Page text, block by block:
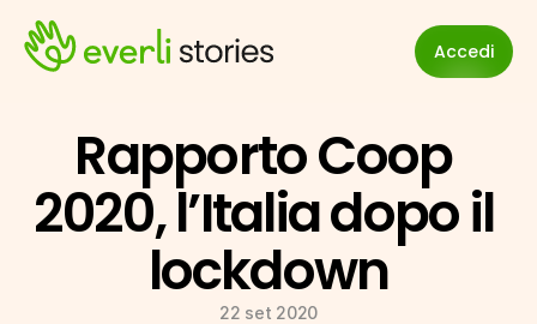
Accedi
Rapporto Coop
2020, l’Italia dopo il
lockdown
22 set 2020